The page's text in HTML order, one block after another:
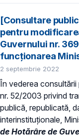
[Consultare
pentru
Guvernului nr.
funcţionarea
2 septembrie 2022
În vederea
nr. 52/2003 privind
publică, republicată,
interinstituționale,
de Hotărâre de